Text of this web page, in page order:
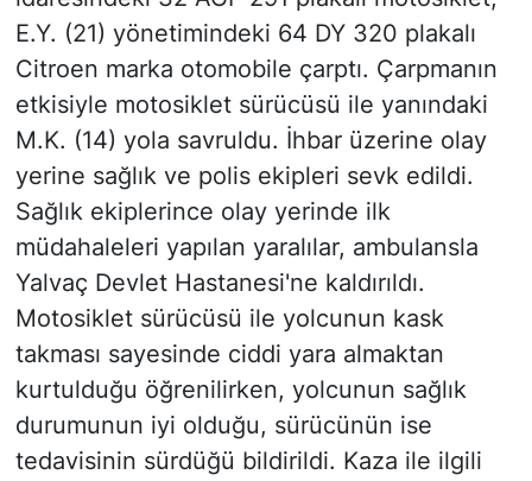
E.Y. (21) yönetimindeki 64 DY 320 plakalı
Citroen marka otomobile çarptı. Çarpmanın
etkisiyle motosiklet sürücüsü ile yanındaki
M.K. (14) yola savruldu. İhbar üzerine olay
yerine sağlık ve polis ekipleri sevk edildi.
Sağlık ekiplerince olay yerinde ilk
müdahaleleri yapılan yaralılar, ambulansla
Yalvaç Devlet Hastanesi'ne kaldırıldı.
Motosiklet sürücüsü ile yolcunun kask
takması sayesinde ciddi yara almaktan
kurtulduğu öğrenilirken, yolcunun sağlık
durumunun iyi olduğu, sürücünün ise
tedavisinin sürdüğü bildirildi. Kaza ile ilgili